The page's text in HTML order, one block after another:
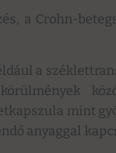
a Crohn-
a
mint
anyaggal